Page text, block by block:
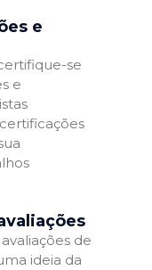
e
se
e
de
ideia da